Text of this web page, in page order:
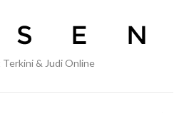
& Judi Online